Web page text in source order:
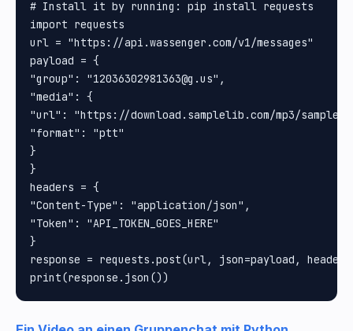
# Install it by running: pip install requests
import requests
url = "https://api.wassenger.com/v1/messages"
payload = {
"group": "12036302981363@g.us",
"media": {
"url": "https://download.samplelib.com/mp3/sample-
"format": "ptt"
}
}
headers = {
"Content-Type": "application/json",
"Token": "API_TOKEN_GOES_HERE"
}
response = requests.post(url, json=payload,